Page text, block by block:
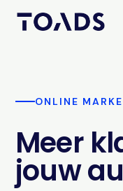
ONLINE
Meer
jouw